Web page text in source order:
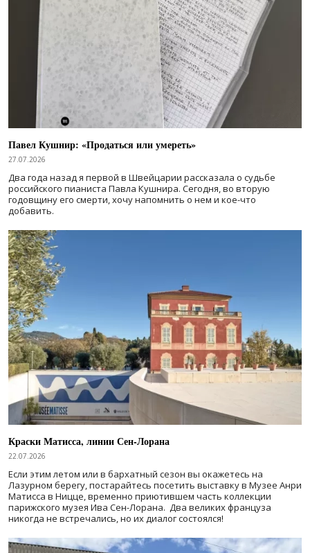
Павел Кушнир: «Продаться или умереть»
27.07.2026
Два года назад я первой в Швейцарии рассказала о судьбе
российского пианиста Павла Кушнира. Сегодня, во вторую
годовщину его смерти, хочу напомнить о нем и кое-что
добавить.
Краски Матисса, линии Сен-Лорана
22.07.2026
Если этим летом или в бархатный сезон вы окажетесь на
Лазурном берегу, постарайтесь посетить выставку в Музее Анри
Матисса в Ницце, временно приютившем часть коллекции
парижского музея Ива Сен-Лорана. Два великих француза
никогда не встречались, но их диалог состоялся!